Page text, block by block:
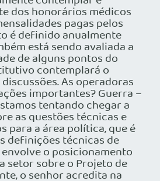
dos honorários médicos
pagas pelos
é definido anualmente
está sendo avaliada a
de alguns pontos do
contemplará o
As operadoras
importantes? Guerra –
tentando chegar a
as questões técnicas e
para a área política, que é
definições técnicas de
o posicionamento
setor sobre o Projeto de
o senhor acredita na